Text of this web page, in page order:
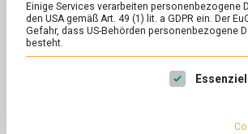
Einige Services verarbeiten personenbezogene
den USA gemäß Art. 49 (1) lit. a GDPR ein. Der
Gefahr, dass US-Behörden personenbezogene
besteht.
Es folgt eine Liste der Service-Essenziell